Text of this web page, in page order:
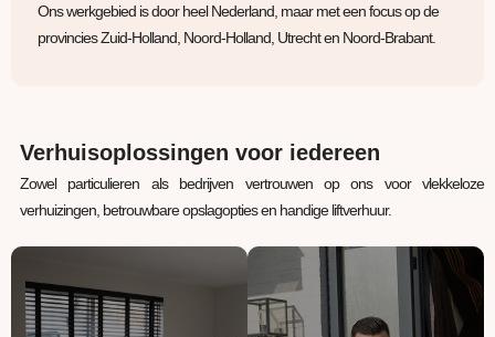
Ons werkgebied is door heel Nederland, maar met een focus op de
provincies Zuid-Holland, Noord-Holland, Utrecht en Noord-Brabant.
Verhuisoplossingen voor iedereen
Zowel particulieren als bedrijven vertrouwen op ons voor vlekkeloze
verhuizingen, betrouwbare opslagopties en handige liftverhuur.
Verhuizing Opslagruimte